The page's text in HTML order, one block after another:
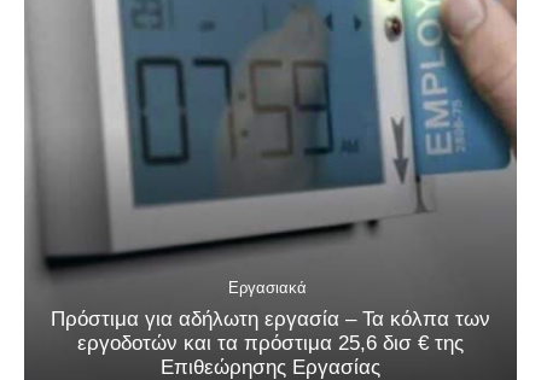
Εργασιακά
Πρόστιμα για αδήλωτη εργασία – Τα κόλπα των
εργοδοτών και τα πρόστιμα 25,6 δισ € της
Επιθεώρησης Εργασίας